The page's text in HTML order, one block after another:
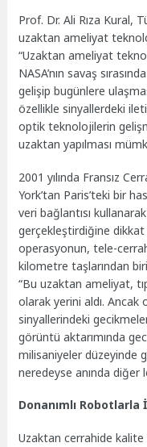
Prof. Dr. Ali Rıza Kural,
uzaktan ameliyat
“Uzaktan ameliyat
NASA’nın savaş
gelişip bugünlere
özellikle sinyallerdeki
optik teknolojilerin
uzaktan yapılması
2001 yılında Fransız
York’tan Paris’teki bir
veri bağlantısı
gerçekleştirdiğine dikkat
operasyonun, tele-
kilometre taşlarından
“Bu uzaktan ameliyat,
olarak yerini aldı.
sinyallerindeki
görüntü aktarımında
milisaniyeler düzeyinde
neredeyse anında diğer
Donanımlı
Uzaktan cerrahide